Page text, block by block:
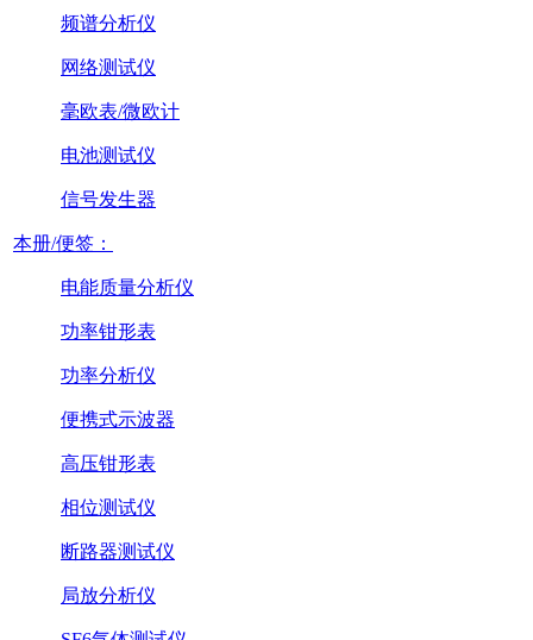
频谱分析仪
网络测试仪
毫欧表/微欧计
电池测试仪
信号发生器
本册/便签：
电能质量分析仪
功率钳形表
功率分析仪
便携式示波器
高压钳形表
相位测试仪
断路器测试仪
局放分析仪